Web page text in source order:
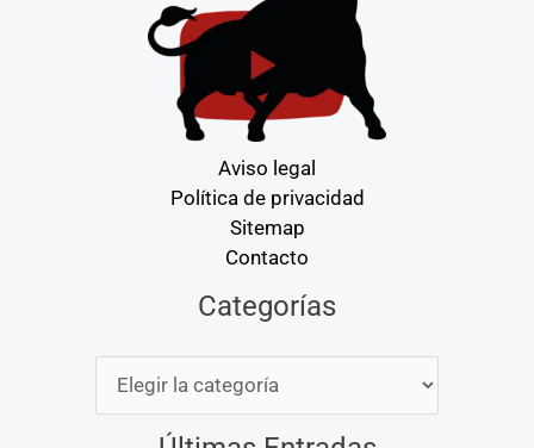
Aviso legal
Política de privacidad
Sitemap
Contacto
Categorías